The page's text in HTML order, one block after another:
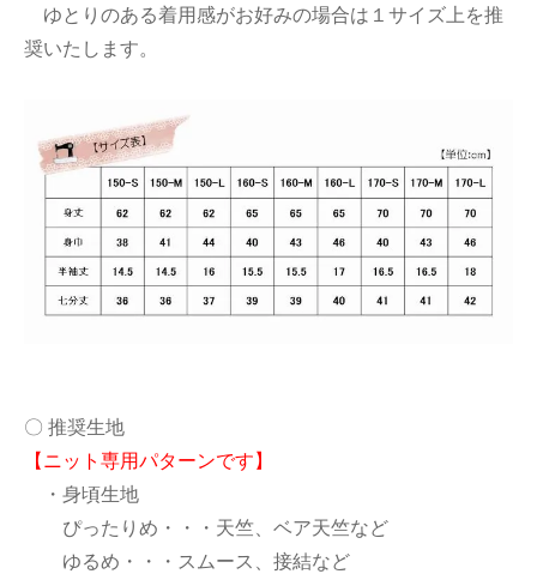
ゆとりのある着用感がお好みの場合は１サイズ上を推
奨いたします。
〇 推奨生地
【ニット専用パターンです】
・身頃生地
ぴったりめ・・・天竺、ベア天竺など
ゆるめ・・・スムース、接結など